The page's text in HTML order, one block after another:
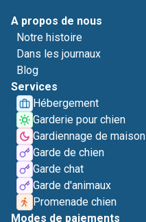
A propos de nous
Notre histoire
Dans les journaux
Blog
Services
Hébergement
Garderie pour chien
Gardiennage de maison
Garde de chien
Garde chat
Garde d'animaux
Promenade chien
Modes de paiements